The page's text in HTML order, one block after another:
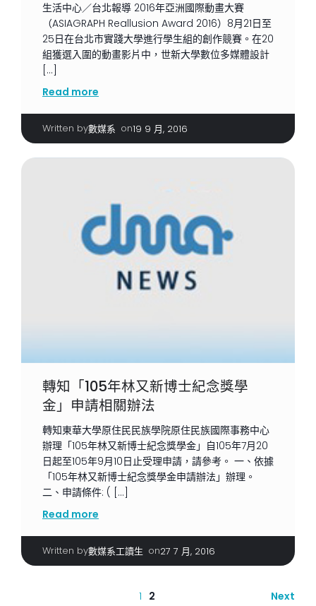
生活中心／台北報導 2016年亞洲國際動畫大賽
（ASIAGRAPH Reallusion Award 2016）8月21日至
25日在台北市實踐大學進行學生組的創作競賽。在20
組獲選入圍的動畫影片中，世新大學數位多媒體設計
[…]
Read more
Written by數媒系 on19 9 月, 2016
轉知「105年林又新博士紀念獎學
金」申請相關辦法
轉知東華大學原住民民族學院原住民族國際事務中心
辦理「105年林又新博士紀念獎學金」自105年7月20
日起至105年9月10日止受理申請，請參考。 一、依據
「105年林又新博士紀念獎學金申請辦法」辦理。
二、申請條件: ( […]
Read more
Written by數媒系工讀生 on27 7 月, 2016
1 2 Next